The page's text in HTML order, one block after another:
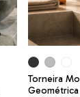
Torneira
Geométrica